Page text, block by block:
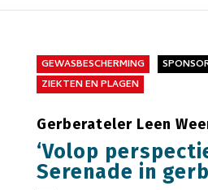
GEWASBESCHERMING
ZIEKTEN EN PLAGEN
Gerberateler Leen
‘Volop
Serenade in